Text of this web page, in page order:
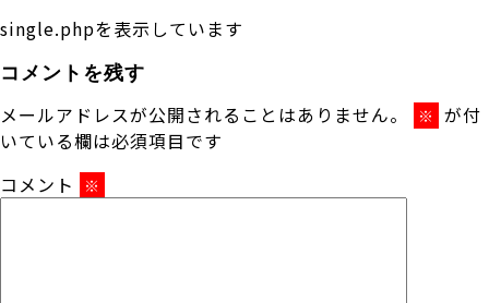
single.phpを表示しています
コメントを残す
メールアドレスが公開されることはありません。 ※ が付
いている欄は必須項目です
コメント
※